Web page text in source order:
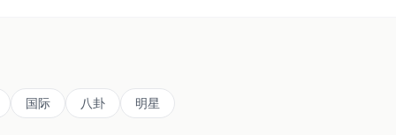
国际 八卦 明星